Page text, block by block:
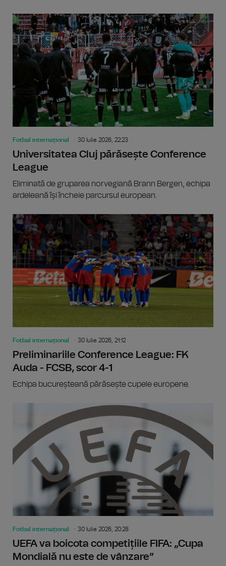
Fotbal internațional 30 Iulie 2026, 22:23
Universitatea Cluj părăsește Conference
League
Eliminată de gruparea norvegiană Brann Bergen, echipa
ardeleană își încheie parcursul european.
Fotbal internațional 30 Iulie 2026, 21:12
Preliminariile Conference League: FK
Auda - FCSB, scor 4-1
Echipa bucureșteană părăsește cupele europene.
Fotbal internațional 30 Iulie 2026, 20:28
UEFA va boicota competițiile FIFA: „Cupa
Mondială nu este de vânzare”